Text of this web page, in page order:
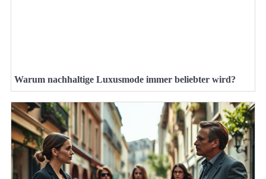
Warum nachhaltige Luxusmode immer beliebter wird?